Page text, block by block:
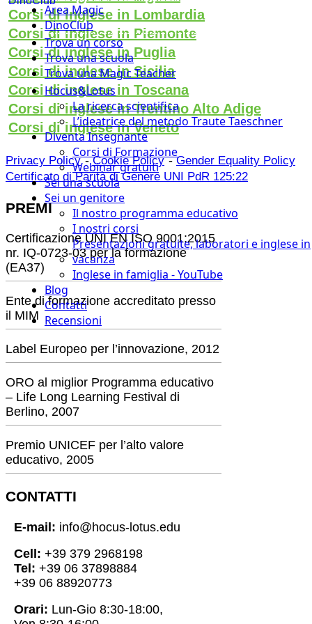
Area Magic
DinoClub
Trova un corso
Trova una scuola
Trova una Magic Teacher
Hocus&Lotus
La ricerca scientifica
L’ideatrice del metodo Traute Taeschner
Diventa Insegnante
Corsi di Formazione
Webinar gratuiti
Sei una scuola
Sei un genitore
Il nostro programma educativo
I nostri corsi
Presentazioni gratuite, laboratori e inglese in
vacanza
Inglese in famiglia - YouTube
Blog
Contatti
Recensioni
Corsi di inglese in Lombardia
Corsi di inglese in Piemonte
Corsi di inglese in Puglia
Corsi di inglese in Sicilia
Corsi di inglese in Toscana
Corsi di inglese in Trentino Alto Adige
Corsi di inglese in Veneto
Privacy Policy-Cookie Policy-Gender Equality Policy
Certificato di Parità di Genere UNI PdR 125:22
PREMI
Certificazione UNI EN ISO 9001:2015
nr. IQ-0723-03 per la formazione
(EA37)
Ente di formazione accreditato presso
il MIM
Label Europeo per l’innovazione, 2012
ORO al miglior Programma educativo
– Life Long Learning Festival di
Berlino, 2007
Premio UNICEF per l’alto valore
educativo, 2005
CONTATTI
E-mail: info@hocus-lotus.edu
Cell: +39 379 2968198
Tel: +39 06 37898884
+39 06 88920773
Orari: Lun-Gio 8:30-18:00,